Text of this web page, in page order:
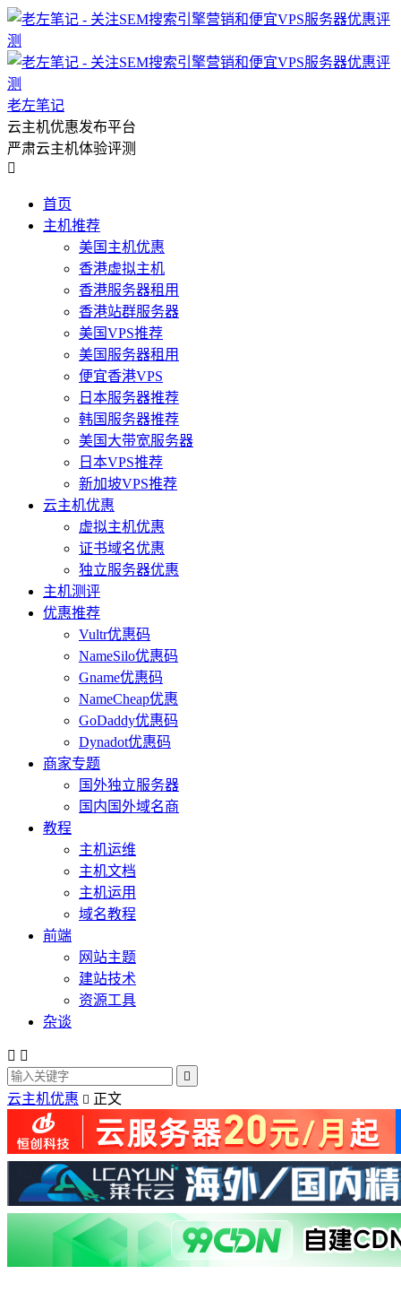
老左笔记
云主机优惠发布平台
严肃云主机体验评测

首页
主机推荐
美国主机优惠
香港虚拟主机
香港服务器租用
香港站群服务器
美国VPS推荐
美国服务器租用
便宜香港VPS
日本服务器推荐
韩国服务器推荐
美国大带宽服务器
日本VPS推荐
新加坡VPS推荐
云主机优惠
虚拟主机优惠
证书域名优惠
独立服务器优惠
主机测评
优惠推荐
Vultr优惠码
NameSilo优惠码
Gname优惠码
NameCheap优惠
GoDaddy优惠码
Dynadot优惠码
商家专题
国外独立服务器
国内国外域名商
教程
主机运维
主机文档
主机运用
域名教程
前端
网站主题
建站技术
资源工具
杂谈
 

云主机优惠  正文